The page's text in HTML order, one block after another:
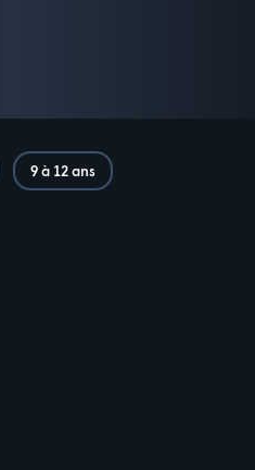
9 à 12 ans